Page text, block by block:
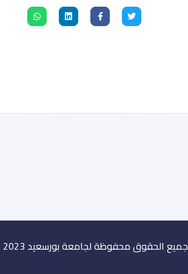
جميع الحقوق محفوظةلجامعة بورسعيد 2023